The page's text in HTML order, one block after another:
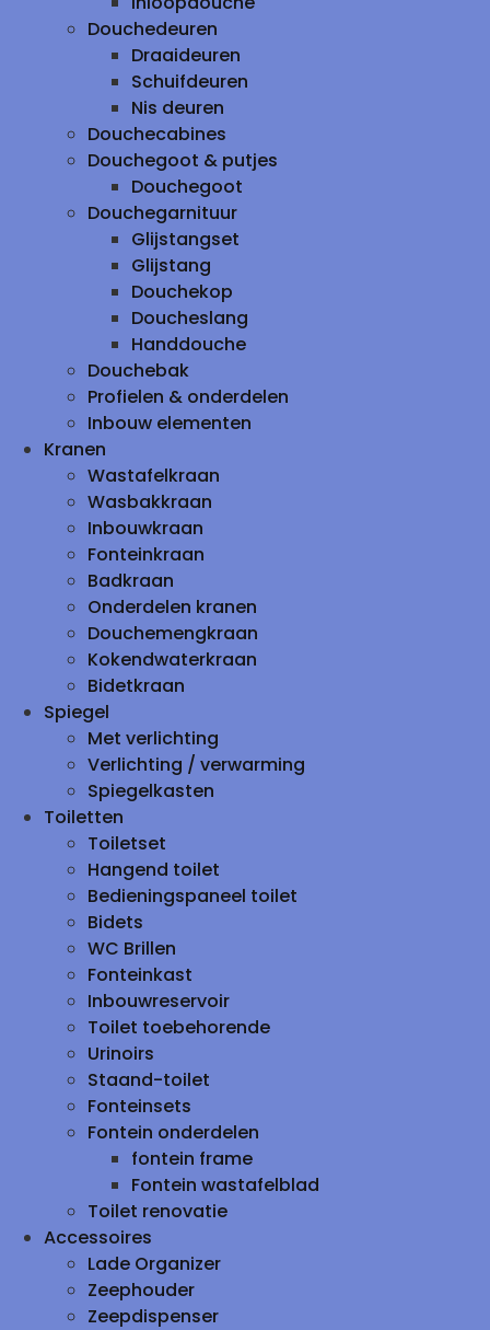
Douchedeuren
Draaideuren
Schuifdeuren
Nis deuren
Douchecabines
Douchegoot & putjes
Douchegoot
Douchegarnituur
Glijstangset
Glijstang
Douchekop
Doucheslang
Handdouche
Douchebak
Profielen & onderdelen
Inbouw elementen
Kranen
Wastafelkraan
Wasbakkraan
Inbouwkraan
Fonteinkraan
Badkraan
Onderdelen kranen
Douchemengkraan
Kokendwaterkraan
Bidetkraan
Spiegel
Met verlichting
Verlichting / verwarming
Spiegelkasten
Toiletten
Toiletset
Hangend toilet
Bedieningspaneel toilet
Bidets
WC Brillen
Fonteinkast
Inbouwreservoir
Toilet toebehorende
Urinoirs
Staand-toilet
Fonteinsets
Fontein onderdelen
fontein frame
Fontein wastafelblad
Toilet renovatie
Accessoires
Lade Organizer
Zeephouder
Zeepdispenser